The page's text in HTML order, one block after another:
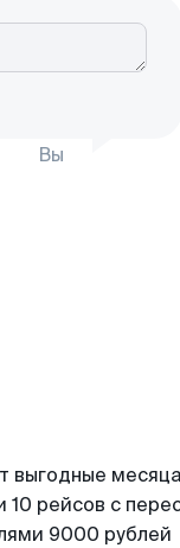
Вы
выгодные
рейсов с
9000 рублей